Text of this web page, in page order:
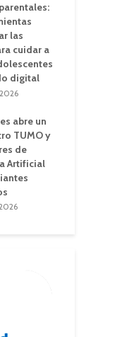
las
cuidar a
digital
abre un
TUMO y
de
Artificial